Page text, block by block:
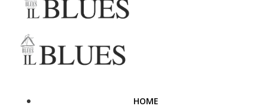
HOME